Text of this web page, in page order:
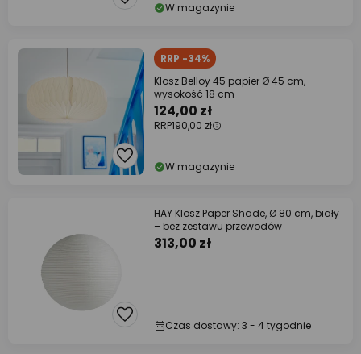
W magazynie
RRP -34%
Klosz Belloy 45 papier Ø 45 cm,
wysokość 18 cm
124,00 zł
RRP190,00 zł
W magazynie
HAY Klosz Paper Shade, Ø 80 cm, biały
– bez zestawu przewodów
313,00 zł
Czas dostawy: 3 - 4 tygodnie